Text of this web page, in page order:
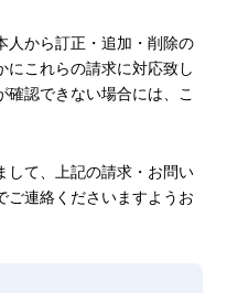
人から訂正・追加・削除の
にこれらの請求に対応致し
確認できない場合には、こ
して、上記の請求・お問い
ご連絡くださいますようお